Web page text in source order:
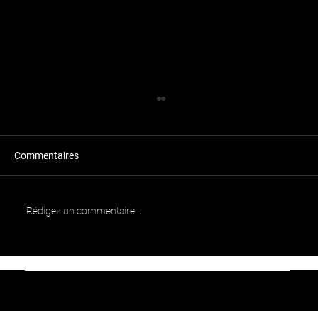
Commentaires
Rédigez un commentaire...